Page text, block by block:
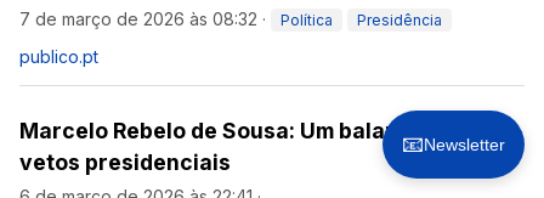
7 de março de 2026 às 08:32 · Política Presidência
publico.pt
Marcelo Rebelo de Sousa: Um balanço dos
vetos presidenciais
📧Newsletter